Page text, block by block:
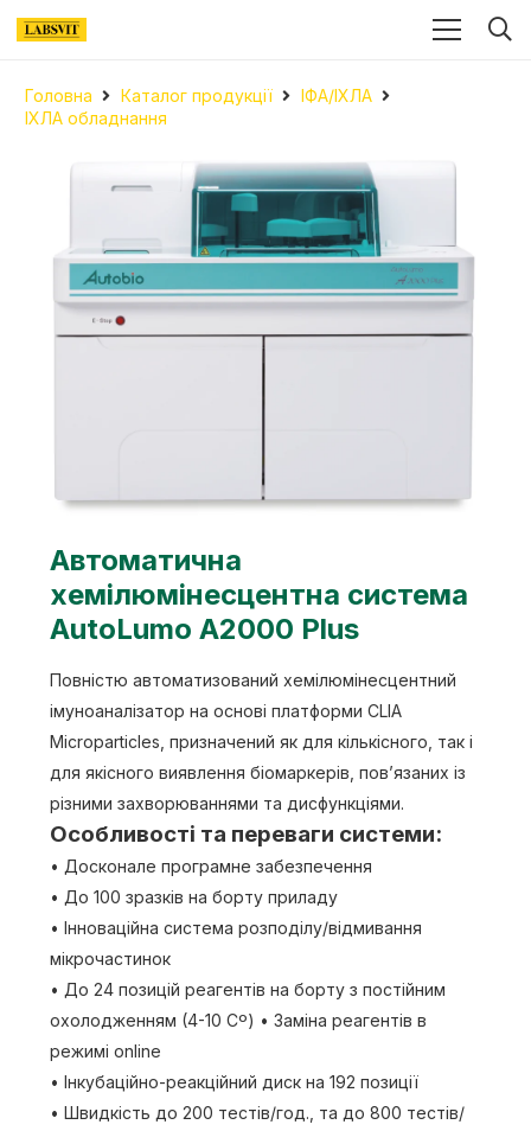
Головна Каталог продукції
ІФА/ІХЛА
ІХЛА обладнання
Автоматична
хемілюмінесцентна система
AutoLumo A2000 Plus
Повністю автоматизований хемілюмінесцентний
імуноаналізатор на основі платформи CLIA
Microparticles, призначений як для кількісного, так і
для якісного виявлення біомаркерів, пов’язаних із
різними захворюваннями та дисфункціями.
Особливості та переваги системи:
• Досконале програмне забезпечення
• До 100 зразків на борту приладу
• Інноваційна система розподілу/відмивання
мікрочастинок
• До 24 позицій реагентів на борту з постійним
охолодженням (4-10 Сº) • Заміна реагентів в
режимі online
• Інкубаційно-реакційний диск на 192 позиції
• Швидкість до 200 тестів/год., та до 800 тестів/